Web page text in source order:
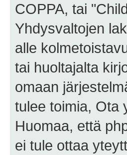
COPPA, tai
Yhdysvaltojen
alle
tai huoltajalta
omaan
tulee toimia, Ota
Huomaa, että
ei tule ottaa